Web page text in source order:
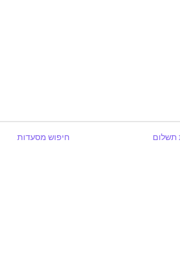
תשלום חיפוש מסעדות